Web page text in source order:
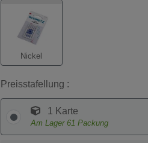
Nickel
Preisstafellung :
1 Karte
Am Lager 61 Packung